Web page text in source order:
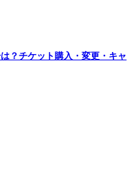
？チケット購入・変更・キャ